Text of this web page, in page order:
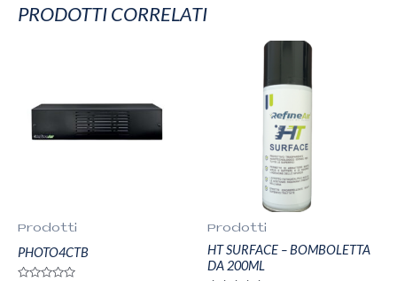
PRODOTTI CORRELATI
Prodotti
PHOTO4CTB
Prodotti
HT SURFACE – BOMBOLETTA
DA 200ML